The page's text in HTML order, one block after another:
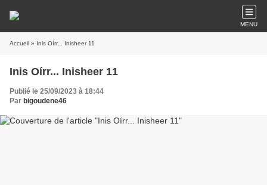
MENU
Accueil » Inis Oírr... Inisheer 11
Inis Oírr... Inisheer 11
Publié le 25/09/2023 à 18:44
Par bigoudene46